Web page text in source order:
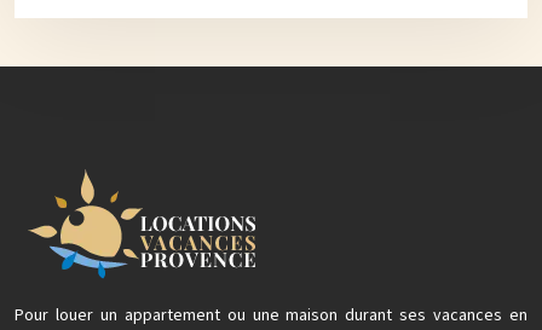
Pour louer un appartement ou une maison durant ses vacances en